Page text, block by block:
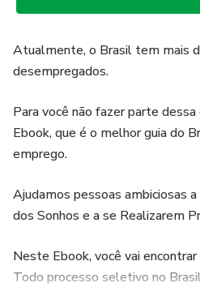
Atualmente, o Brasil tem mais
desempregados.
Para você não fazer parte
Ebook, que é o melhor guia do
emprego.
Ajudamos pessoas ambiciosas
dos Sonhos e a se Realizarem
Neste Ebook, você vai
Todo processo seletivo no